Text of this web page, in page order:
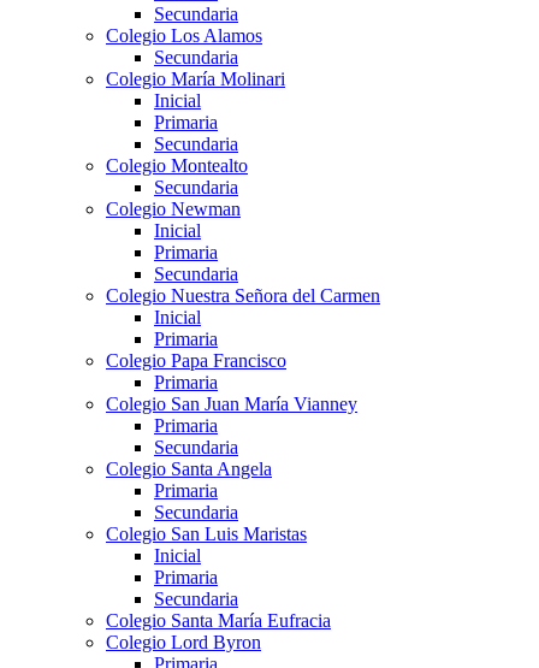
Secundaria
Colegio Los Alamos
Secundaria
Colegio María Molinari
Inicial
Primaria
Secundaria
Colegio Montealto
Secundaria
Colegio Newman
Inicial
Primaria
Secundaria
Colegio Nuestra Señora del Carmen
Inicial
Primaria
Colegio Papa Francisco
Primaria
Colegio San Juan María Vianney
Primaria
Secundaria
Colegio Santa Angela
Primaria
Secundaria
Colegio San Luis Maristas
Inicial
Primaria
Secundaria
Colegio Santa María Eufracia
Colegio Lord Byron